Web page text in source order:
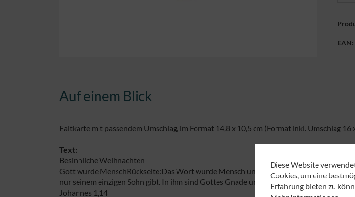
EAN:
Auf einem Blick
Faltkarte mit passendem Umschlag, im Format 14,8 x 10,5 cm (Format inkl. Umschlag 16
Text:
Besinnliche Weihnachten
Gott wurde MenschRückseite:Das Wort wurde Mensch und lebte unter uns. Wir selbst
nur seinem einzigen Sohn gibt. In ihm sind Gottes Gnade und Wahrheit zu uns
Johannes 1,14
Diese Website
Cookies, um eine
Erfahrung bieten zu